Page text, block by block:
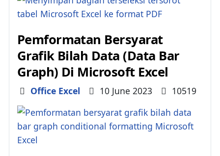
Pemformatan Bersyarat
Grafik Bilah Data (Data Bar
Graph) Di Microsoft Excel
Details
Office Excel 10 June 2023 10519